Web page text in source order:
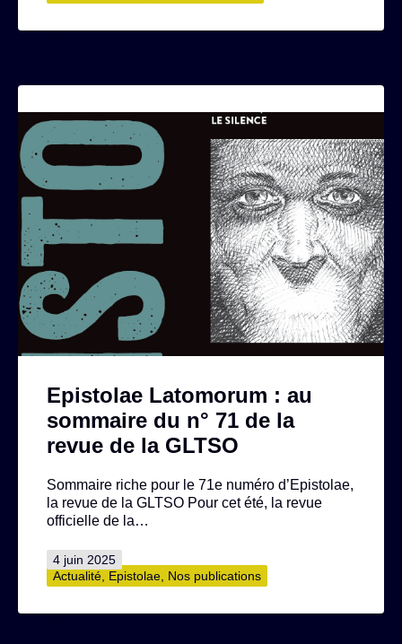
comme
Epistolae Latomorum : au
sommaire du n° 71 de la
revue de la GLTSO
Sommaire riche pour le 71e numéro d’Epistolae,
la revue de la GLTSO Pour cet été, la revue
officielle de la…
Publié
le
4 juin 2025
Catégorisé
comme
Actualité Epistolae Nos publications